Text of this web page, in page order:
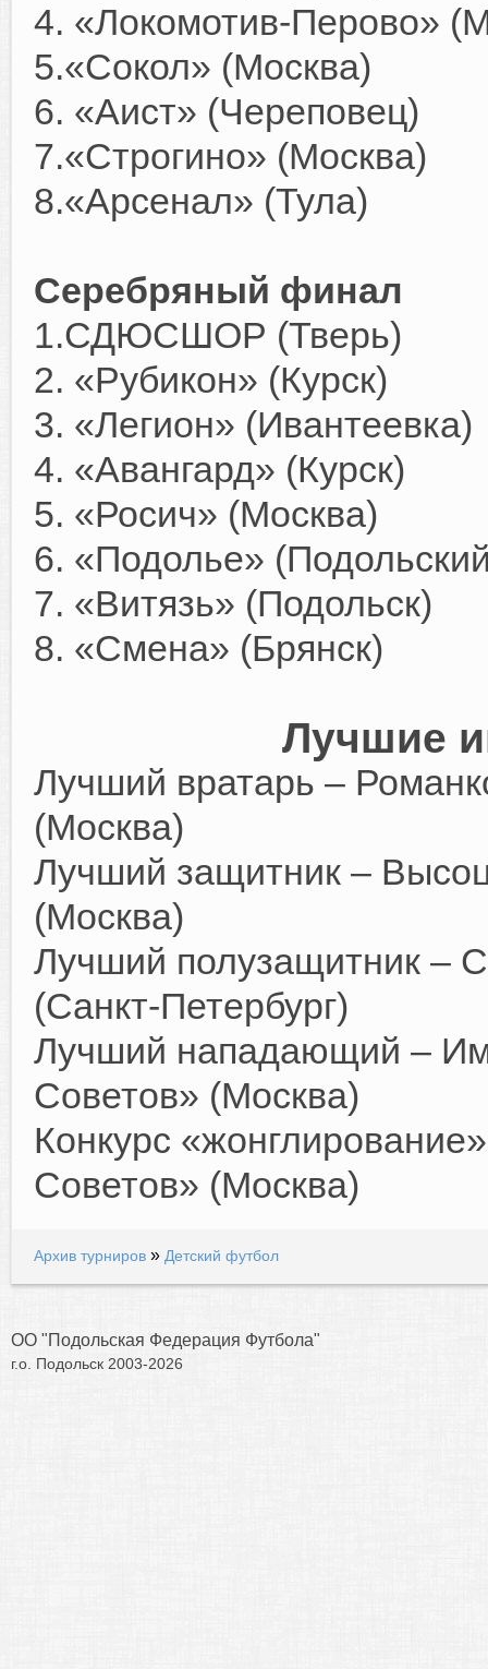
4. «Локомотив-Перово»
5.«Сокол» (Москва)
6. «Аист» (Череповец)
7.«Строгино» (Москва)
8.«Арсенал» (Тула)
Серебряный финал
1.СДЮСШОР (Тверь)
2. «Рубикон» (Курск)
3. «Легион» (Ивантеевка)
4. «Авангард» (Курск)
5. «Росич» (Москва)
6. «Подолье»
7. «Витязь» (Подольск)
8. «Смена» (Брянск)
Лучшие
Лучший вратарь –
(Москва)
Лучший защитник –
(Москва)
Лучший полузащитник –
(Санкт-Петербург)
Лучший нападающий –
Советов» (Москва)
Конкурс
Советов» (Москва)
Архив турниров » Детский футбол
ОО "Подольская Федерация Футбола"
г.о. Подольск 2003-2026